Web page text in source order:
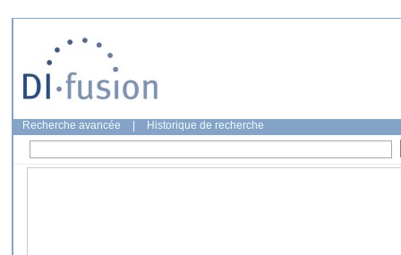
Recherche avancée Historique de recherche